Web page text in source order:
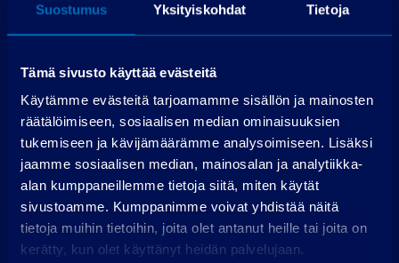
Suostumus Yksityiskohdat Tietoja
Tämä sivusto käyttää evästeitä
Käytämme evästeitä tarjoamamme sisällön ja mainosten
räätälöimiseen, sosiaalisen median ominaisuuksien
tukemiseen ja kävijämäärämme analysoimiseen. Lisäksi
jaamme sosiaalisen median, mainosalan ja analytiikka-
alan kumppaneillemme tietoja siitä, miten käytät
sivustoamme. Kumppanimme voivat yhdistää näitä
tietoja muihin tietoihin, joita olet antanut heille tai joita on
kerätty, kun olet käyttänyt heidän palvelujaan.
72 kpl á 406,95
€
Hae rahoitusta
Edellyttää myönteisen luottopäätöksen.